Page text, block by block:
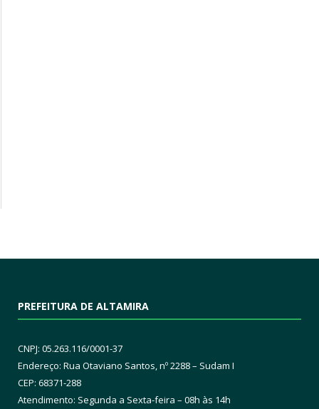
PREFEITURA DE ALTAMIRA
CNPJ: 05.263.116/0001-37
Endereço: Rua Otaviano Santos, nº 2288 – Sudam I
CEP: 68371-288
Atendimento: Segunda a Sexta-feira – 08h às 14h